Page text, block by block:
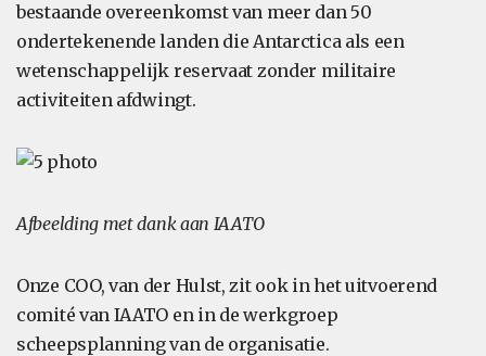
bestaande overeenkomst van meer dan 50
ondertekenende landen die Antarctica als een
wetenschappelijk reservaat zonder militaire
activiteiten afdwingt.
Afbeelding met dank aan IAATO
Onze COO, van der Hulst, zit ook in het uitvoerend
comité van IAATO en in de werkgroep
scheepsplanning van de organisatie.